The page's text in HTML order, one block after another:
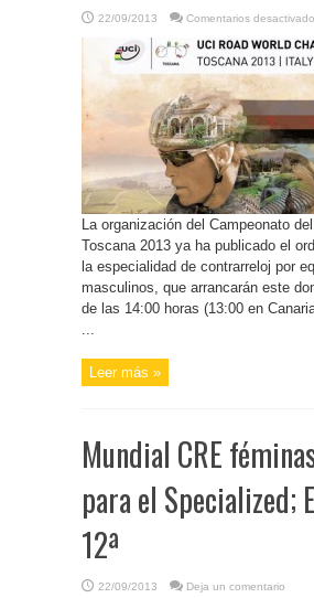
22/09/2013 Comentarios
La organización del Campeonato
Toscana 2013 ya ha publicado el
la especialidad de contrarreloj por
masculinos, que arrancarán este
de las 14:00 horas (13:00 en
...
Leer más »
Mundial CRE
para el Specialized;
12ª
22/09/2013 Deja un comentario